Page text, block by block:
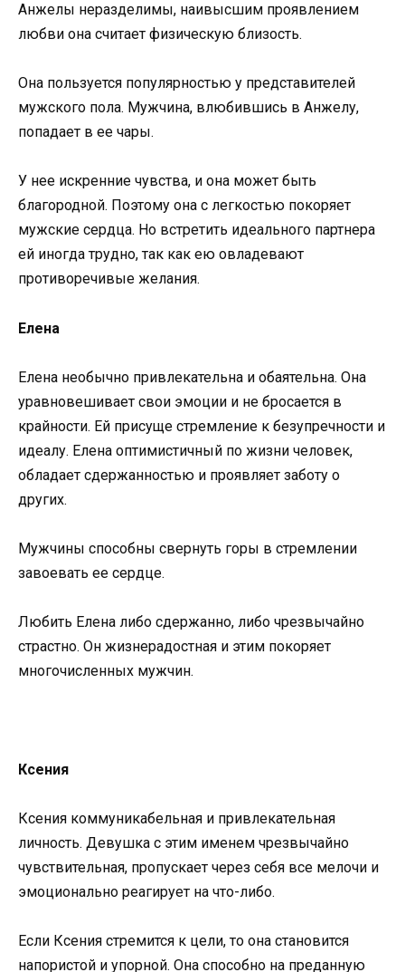
Анжелы неразделимы, наивысшим проявлением
любви она считает физическую близость.
Она пользуется популярностью у представителей
мужского пола. Мужчина, влюбившись в Анжелу,
попадает в ее чары.
У нее искренние чувства, и она может быть
благородной. Поэтому она с легкостью покоряет
мужские сердца. Но встретить идеального партнера
ей иногда трудно, так как ею овладевают
противоречивые желания.
Елена
Елена необычно привлекательна и обаятельна. Она
уравновешивает свои эмоции и не бросается в
крайности. Ей присуще стремление к безупречности и
идеалу. Елена оптимистичный по жизни человек,
обладает сдержанностью и проявляет заботу о
других.
Мужчины способны свернуть горы в стремлении
завоевать ее сердце.
Любить Елена либо сдержанно, либо чрезвычайно
страстно. Он жизнерадостная и этим покоряет
многочисленных мужчин.
Ксения
Ксения коммуникабельная и привлекательная
личность. Девушка с этим именем чрезвычайно
чувствительная, пропускает через себя все мелочи и
эмоционально реагирует на что-либо.
Если Ксения стремится к цели, то она становится
напористой и упорной. Она способно на преданную